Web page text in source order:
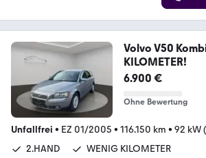
Volvo V50
KILOMETER!
6.900 €
Ohne Bewertung
Unfallfrei • EZ 01/2005 • 116.150 km • 92 kW
2.HAND
WENIG KILOMETER